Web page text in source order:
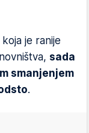
je ranije
sada
smanjenjem
.